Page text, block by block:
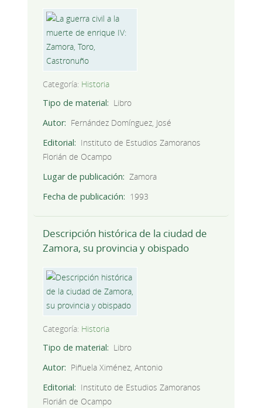
Categoría: Historia
Tipo de material
Libro
Autor
Fernández Domínguez, José
Editorial
Instituto de Estudios Zamoranos
Florián de Ocampo
Lugar de publicación
Zamora
Fecha de publicación
1993
Descripción histórica de la ciudad de
Zamora, su provincia y obispado
Categoría: Historia
Tipo de material
Libro
Autor
Piñuela Ximénez, Antonio
Editorial
Instituto de Estudios Zamoranos
Florián de Ocampo